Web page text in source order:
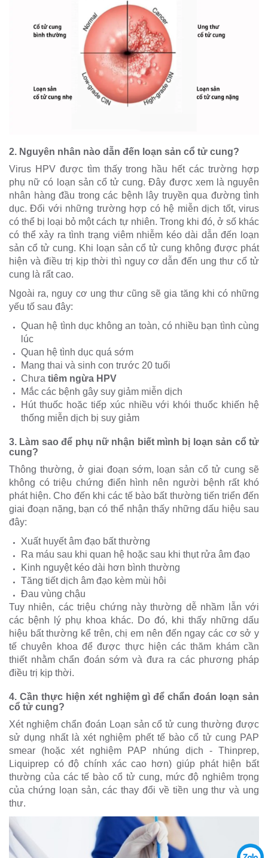
2. Nguyên nhân nào dẫn đến loạn sản cổ tử cung?
Virus HPV được tìm thấy trong hầu hết các trường hợp
phụ nữ có loạn sản cổ tử cung. Đây được xem là nguyên
nhân hàng đầu trong các bệnh lây truyền qua đường tình
dục. Đối với những trường hợp có hệ miễn dịch tốt, virus
có thể bị loại bỏ một cách tự nhiên. Trong khi đó, ở số khác
có thể xảy ra tình trạng viêm nhiễm kéo dài dẫn đến loạn
sản cổ tử cung. Khi loạn sản cổ tử cung không được phát
hiện và điều trị kịp thời thì nguy cơ dẫn đến ung thư cổ tử
cung là rất cao.
Ngoài ra, nguy cơ ung thư cũng sẽ gia tăng khi có những
yếu tố sau đây:
Quan hệ tình dục không an toàn, có nhiều bạn tình cùng
lúc
Quan hệ tình dục quá sớm
Mang thai và sinh con trước 20 tuổi
Chưa tiêm ngừa HPV
Mắc các bệnh gây suy giảm miễn dịch
Hút thuốc hoặc tiếp xúc nhiều với khói thuốc khiến hệ
thống miễn dịch bị suy giảm
3. Làm sao để phụ nữ nhận biết mình bị loạn sản cổ tử
cung?
Thông thường, ở giai đoạn sớm, loạn sản cổ tử cung sẽ
không có triệu chứng điển hình nên người bệnh rất khó
phát hiện. Cho đến khi các tế bào bất thường tiến triển đến
giai đoạn nặng, bạn có thể nhận thấy những dấu hiệu sau
đây:
Xuất huyết âm đạo bất thường
Ra máu sau khi quan hệ hoặc sau khi thụt rửa âm đạo
Kinh nguyệt kéo dài hơn bình thường
Tăng tiết dịch âm đạo kèm mùi hôi
Đau vùng chậu
Tuy nhiên, các triệu chứng này thường dễ nhầm lẫn với
các bệnh lý phụ khoa khác. Do đó, khi thấy những dấu
hiệu bất thường kể trên, chị em nên đến ngay các cơ sở y
tế chuyên khoa để được thực hiện các thăm khám cần
thiết nhằm chẩn đoán sớm và đưa ra các phương pháp
điều trị kịp thời.
4. Cần thực hiện xét nghiệm gì để chẩn đoán loạn sản
cổ tử cung?
Xét nghiệm chẩn đoán Loạn sản cổ tử cung thường được
sử dụng nhất là xét nghiệm phết tế bào cổ tử cung PAP
smear (hoặc xét nghiệm PAP nhúng dịch - Thinprep,
Liquiprep có độ chính xác cao hơn) giúp phát hiện bất
thường của các tế bào cổ tử cung, mức độ nghiêm trọng
của chứng loạn sản, các thay đổi về tiền ung thư và ung
thư.